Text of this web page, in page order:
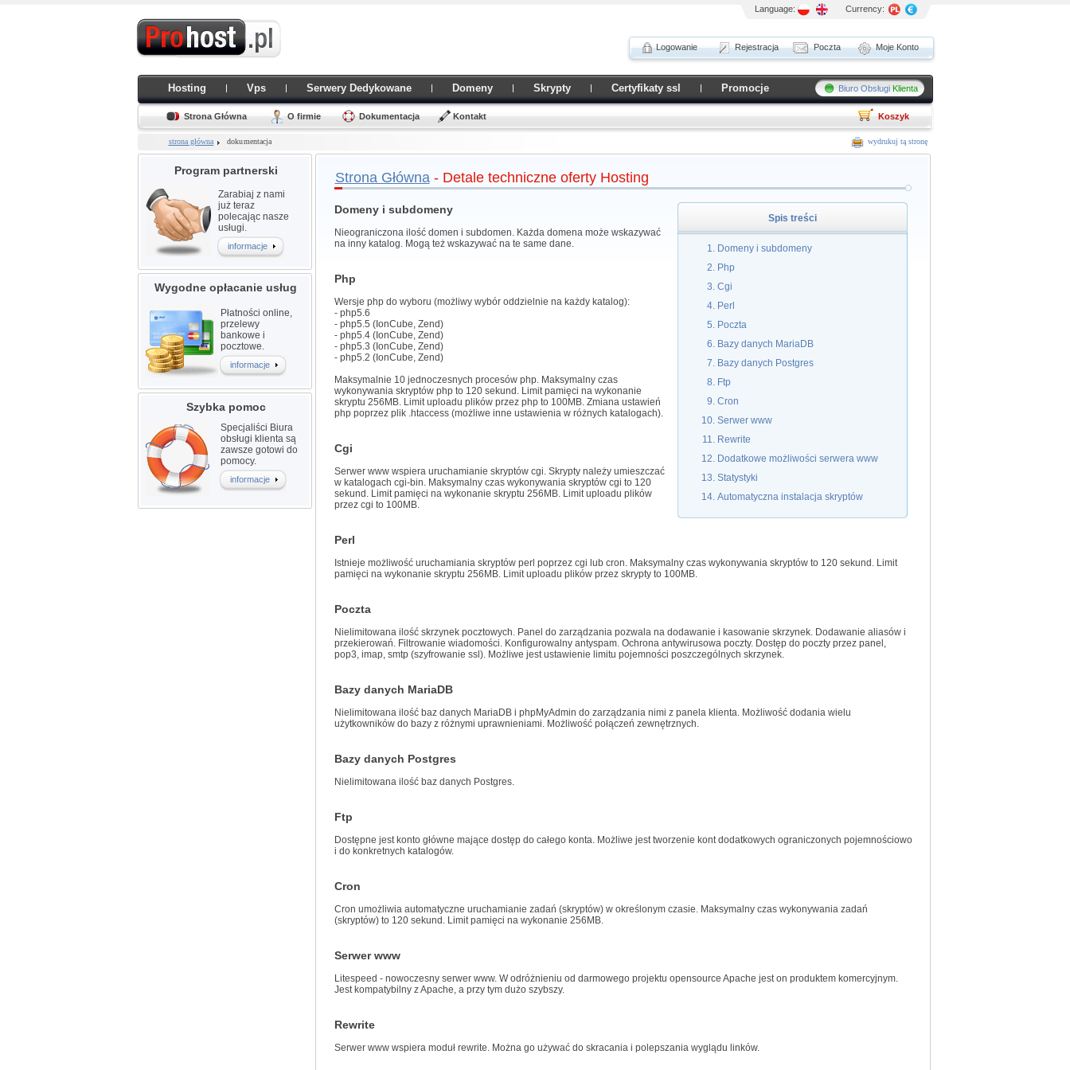
Language: Currency:
Logowanie Rejestracja Poczta Moje Konto
Hosting Vps Serwery Dedykowane Domeny Skrypty Certyfikaty ssl Promocje Biuro Obsługi Klienta
Strona Główna O firmie Dokumentacja Kontakt Koszyk
wydrukuj tą stronę
strona główna dokumentacja
Program partnerski
Zarabiaj z nami
już teraz
polecając nasze
usługi.
informacje
Wygodne opłacanie usług
Płatności online,
przelewy
bankowe i
pocztowe.
informacje
Szybka pomoc
Specjaliści Biura
obsługi klienta są
zawsze gotowi do
pomocy.
informacje
Strona Główna- Detale techniczne oferty Hosting
Spis treści
Domeny i subdomeny
Php
Cgi
Perl
Poczta
Bazy danych MariaDB
Bazy danych Postgres
Ftp
Cron
Serwer www
Rewrite
Dodatkowe możliwości serwera www
Statystyki
Automatyczna instalacja skryptów
Domeny i subdomeny
Nieograniczona ilość domen i subdomen. Każda domena może wskazywać
na inny katalog. Mogą też wskazywać na te same dane.
Php
Wersje php do wyboru (możliwy wybór oddzielnie na każdy katalog):
- php5.6
- php5.5 (IonCube, Zend)
- php5.4 (IonCube, Zend)
- php5.3 (IonCube, Zend)
- php5.2 (IonCube, Zend)
Maksymalnie 10 jednoczesnych procesów php. Maksymalny czas
wykonywania skryptów php to 120 sekund. Limit pamięci na wykonanie
skryptu 256MB. Limit uploadu plików przez php to 100MB. Zmiana ustawień
php poprzez plik .htaccess (możliwe inne ustawienia w różnych katalogach).
Cgi
Serwer www wspiera uruchamianie skryptów cgi. Skrypty należy umieszczać
w katalogach cgi-bin. Maksymalny czas wykonywania skryptów cgi to 120
sekund. Limit pamięci na wykonanie skryptu 256MB. Limit uploadu plików
przez cgi to 100MB.
Perl
Istnieje możliwość uruchamiania skryptów perl poprzez cgi lub cron. Maksymalny czas wykonywania skryptów to 120 sekund. Limit
pamięci na wykonanie skryptu 256MB. Limit uploadu plików przez skrypty to 100MB.
Poczta
Nielimitowana ilość skrzynek pocztowych. Panel do zarządzania pozwala na dodawanie i kasowanie skrzynek. Dodawanie aliasów i
przekierowań. Filtrowanie wiadomości. Konfigurowalny antyspam. Ochrona antywirusowa poczty. Dostęp do poczty przez panel,
pop3, imap, smtp (szyfrowanie ssl). Możliwe jest ustawienie limitu pojemności poszczególnych skrzynek.
Bazy danych MariaDB
Nielimitowana ilość baz danych MariaDB i phpMyAdmin do zarządzania nimi z panela klienta. Możliwość dodania wielu
użytkowników do bazy z różnymi uprawnieniami. Możliwość połączeń zewnętrznych.
Bazy danych Postgres
Nielimitowana ilość baz danych Postgres.
Ftp
Dostępne jest konto główne mające dostęp do całego konta. Możliwe jest tworzenie kont dodatkowych ograniczonych pojemnościowo
i do konkretnych katalogów.
Cron
Cron umożliwia automatyczne uruchamianie zadań (skryptów) w określonym czasie. Maksymalny czas wykonywania zadań
(skryptów) to 120 sekund. Limit pamięci na wykonanie 256MB.
Serwer www
Litespeed - nowoczesny serwer www. W odróżnieniu od darmowego projektu opensource Apache jest on produktem komercyjnym.
Jest kompatybilny z Apache, a przy tym dużo szybszy.
Rewrite
Serwer www wspiera moduł rewrite. Można go używać do skracania i polepszania wyglądu linków.